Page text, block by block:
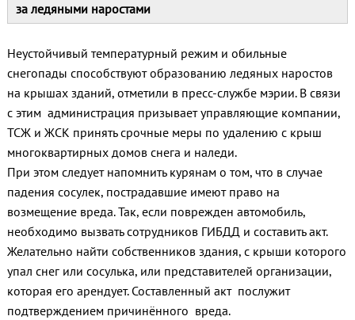
за ледяными наростами
Неустойчивый температурный режим и обильные
снегопады способствуют образованию ледяных наростов
на крышах зданий, отметили в пресс-службе мэрии. В связи
с этим администрация призывает управляющие компании,
ТСЖ и ЖСК принять срочные меры по удалению с крыш
многоквартирных домов снега и наледи.
При этом следует напомнить курянам о том, что в случае
падения сосулек, пострадавшие имеют право на
возмещение вреда. Так, если поврежден автомобиль,
необходимо вызвать сотрудников ГИБДД и составить акт.
Желательно найти собственников здания, с крыши которого
упал снег или сосулька, или представителей организации,
которая его арендует. Составленный акт послужит
подтверждением причинённого вреда.